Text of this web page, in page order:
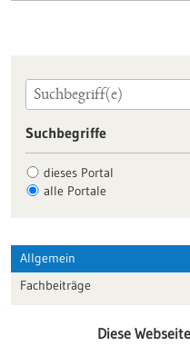
Suchbegriffe
dieses Portal
alle Portale
Allgemein
Fachbeiträge
VeranstaltungenDiese